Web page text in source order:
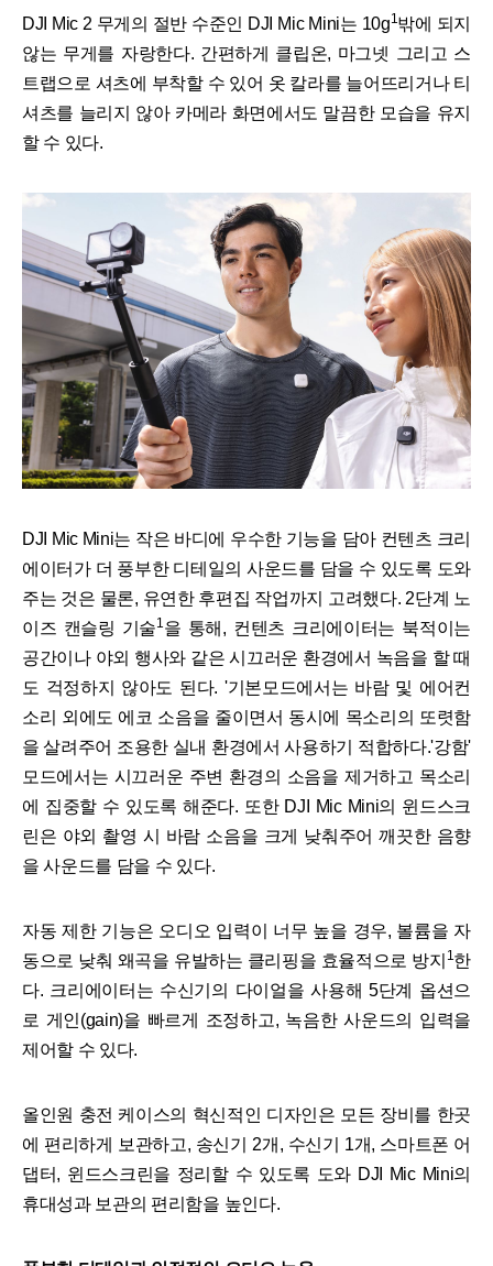
DJI Mic 2 무게의 절반 수준인 DJI Mic Mini는 10g1 밖에 되지
않는 무게를 자랑한다. 간편하게 클립온, 마그넷 그리고 스
트랩으로 셔츠에 부착할 수 있어 옷 칼라를 늘어뜨리거나 티
셔츠를 늘리지 않아 카메라 화면에서도 말끔한 모습을 유지
할 수 있다.
DJI Mic Mini는 작은 바디에 우수한 기능을 담아 컨텐츠 크리
에이터가 더 풍부한 디테일의 사운드를 담을 수 있도록 도와
주는 것은 물론, 유연한 후편집 작업까지 고려했다. 2단계 노
이즈 캔슬링 기술1을 통해, 컨텐츠 크리에이터는 북적이는
공간이나 야외 행사와 같은 시끄러운 환경에서 녹음을 할 때
도 걱정하지 않아도 된다. '기본모드에서는 바람 및 에어컨
소리 외에도 에코 소음을 줄이면서 동시에 목소리의 또렷함
을 살려주어 조용한 실내 환경에서 사용하기 적합하다.'강함'
모드에서는 시끄러운 주변 환경의 소음을 제거하고 목소리
에 집중할 수 있도록 해준다. 또한 DJI Mic Mini의 윈드스크
린은 야외 촬영 시 바람 소음을 크게 낮춰주어 깨끗한 음향
을 사운드를 담을 수 있다.
자동 제한 기능은 오디오 입력이 너무 높을 경우, 볼륨을 자
동으로 낮춰 왜곡을 유발하는 클리핑을 효율적으로 방지 1한
다. 크리에이터는 수신기의 다이얼을 사용해 5단계 옵션으
로 게인(gain)을 빠르게 조정하고, 녹음한 사운드의 입력을
제어할 수 있다.
올인원 충전 케이스의 혁신적인 디자인은 모든 장비를 한곳
에 편리하게 보관하고, 송신기 2개, 수신기 1개, 스마트폰 어
댑터, 윈드스크린을 정리할 수 있도록 도와 DJI Mic Mini의
휴대성과 보관의 편리함을 높인다.